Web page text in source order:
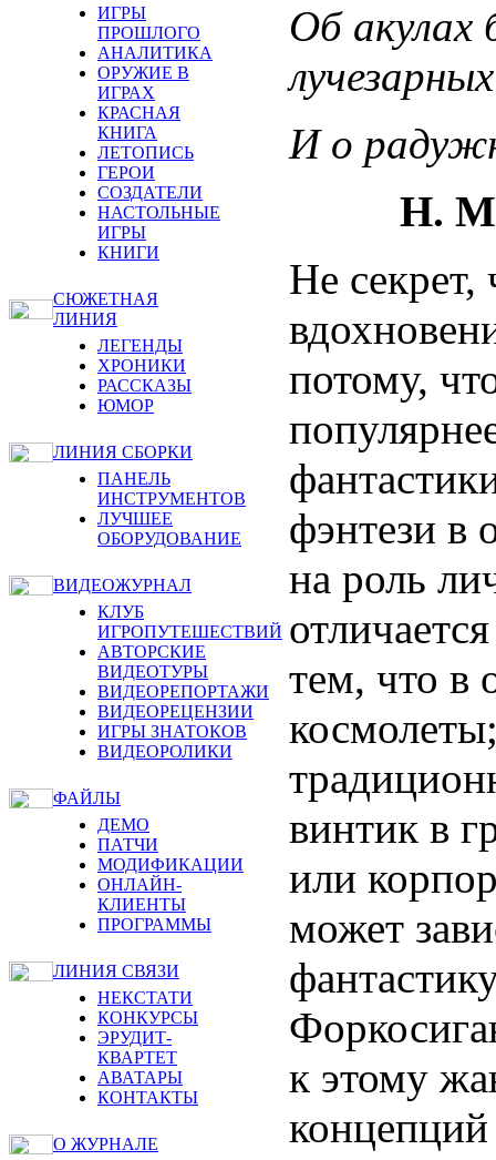
ИГРЫ
ПРОШЛОГО
АНАЛИТИКА
ОРУЖИЕ В
ИГРАХ
КРАСНАЯ
КНИГА
ЛЕТОПИСЬ
ГЕРОИ
СОЗДАТЕЛИ
НАСТОЛЬНЫЕ
ИГРЫ
КНИГИ
СЮЖЕТНАЯ
ЛИНИЯ
ЛЕГЕНДЫ
ХРОНИКИ
РАССКАЗЫ
ЮМОР
ЛИНИЯ СБОРКИ
ПАНЕЛЬ
ИНСТРУМЕНТОВ
ЛУЧШЕЕ
ОБОРУДОВАНИЕ
ВИДЕОЖУРНАЛ
КЛУБ
ИГРОПУТЕШЕСТВИЙ
АВТОРСКИЕ
ВИДЕОТУРЫ
ВИДЕОРЕПОРТАЖИ
ВИДЕОРЕЦЕНЗИИ
ИГРЫ ЗНАТОКОВ
ВИДЕОРОЛИКИ
ФАЙЛЫ
ДЕМО
ПАТЧИ
МОДИФИКАЦИИ
ОНЛАЙН-
КЛИЕНТЫ
ПРОГРАММЫ
ЛИНИЯ СВЯЗИ
НЕКСТАТИ
КОНКУРСЫ
ЭРУДИТ-
КВАРТЕТ
АВАТАРЫ
КОНТАКТЫ
О ЖУРНАЛЕ
Об акулах
лучезарных
И о
Н.
Не секрет,
потому,
фэнтези в
на роль
тем, что
винтик в
или
может
к этому